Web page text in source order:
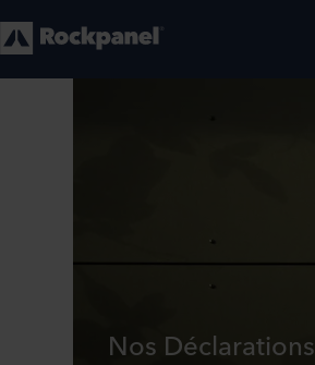
Nos Déclarations